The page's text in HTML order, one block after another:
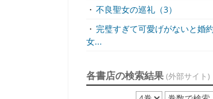
・ 不良聖女の巡礼（3）
・ 完璧すぎて可愛げがないと婚
女...
各書店の検索結果 (外部サイト)